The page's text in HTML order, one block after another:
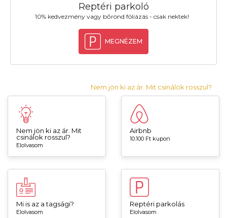
Reptéri parkoló
10% kedvezmény vagy bőrönd fóliázás - csak nektek!
MEGNÉZEM
Nem jön ki az ár. Mit csinálok rosszul?
Nem jön ki az ár. Mit
csinálok rosszul?
Elolvasom
Airbnb
10.100 Ft kupon
Mi is az a tagsági?
Elolvasom
Reptéri parkolás
Elolvasom